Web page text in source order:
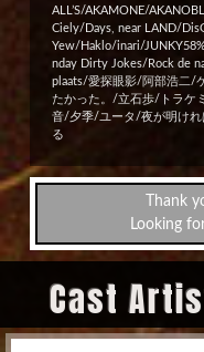
ALL’S/AKAMONE/
Ciely/Days, near LAND/
Yew/Haklo/inari/
nday Dirty Jokes/Rock de
plaats/愛探眼影/阿部浩二/
たかった。/立石歩/トラケ
音/夕季/ユータ/夜が明け
る
Thank
Looking
Cast